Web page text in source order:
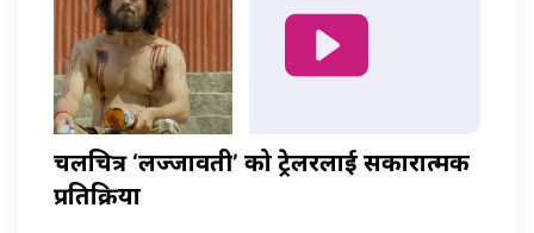
चलचित्र ‘लज्जावती’ को ट्रेलरलाई सकारात्मक
प्रतिक्रिया